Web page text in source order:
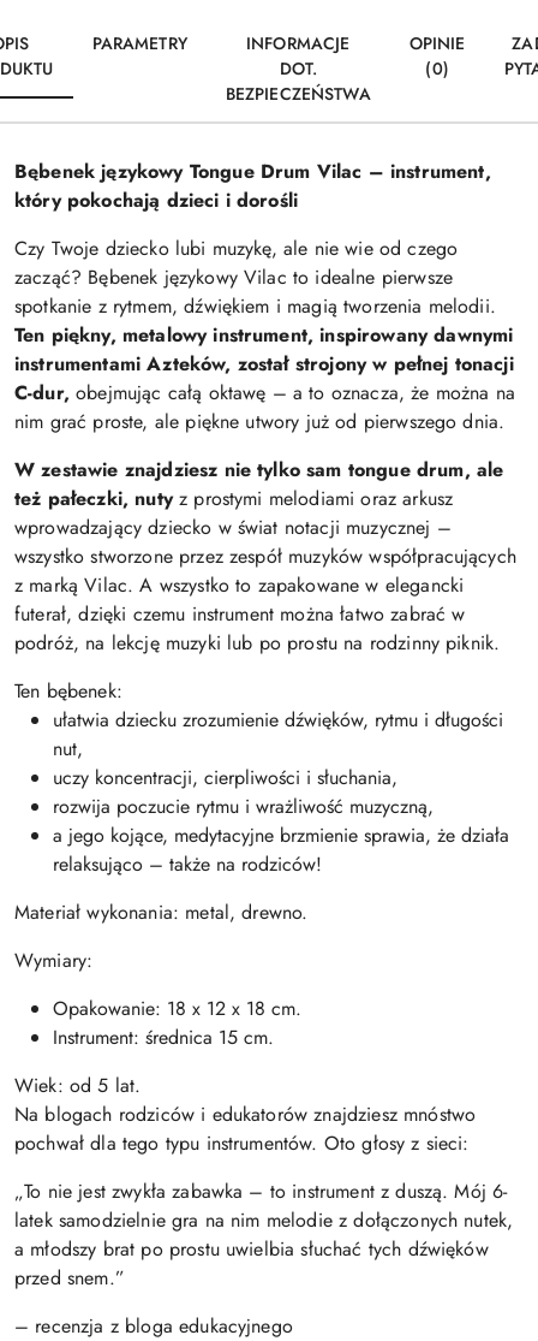
PARAMETRY
INFORMACJE
DOT.
BEZPIECZEŃSTWA
OPINIE
(0)
Bębenek językowy Tongue Drum Vilac – instrument,
który pokochają dzieci i dorośli
Czy Twoje dziecko lubi muzykę, ale nie wie od czego
zacząć? Bębenek językowy Vilac to idealne pierwsze
spotkanie z rytmem, dźwiękiem i magią tworzenia melodii.
Ten piękny, metalowy instrument, inspirowany dawnymi
instrumentami Azteków, został strojony w pełnej tonacji
C-dur, obejmując całą oktawę – a to oznacza, że można na
nim grać proste, ale piękne utwory już od pierwszego dnia.
W zestawie znajdziesz nie tylko sam tongue drum, ale
też pałeczki, nutyz prostymi melodiami oraz arkusz
wprowadzający dziecko w świat notacji muzycznej –
wszystko stworzone przez zespół muzyków współpracujących
z marką Vilac. A wszystko to zapakowane w elegancki
futerał, dzięki czemu instrument można łatwo zabrać w
podróż, na lekcję muzyki lub po prostu na rodzinny piknik.
Ten bębenek:
ułatwia dziecku zrozumienie dźwięków, rytmu i długości
nut,
uczy koncentracji, cierpliwości i słuchania,
rozwija poczucie rytmu i wrażliwość muzyczną,
a jego kojące, medytacyjne brzmienie sprawia, że działa
relaksująco – także na rodziców!
Materiał wykonania: metal, drewno.
Wymiary:
Opakowanie: 18 x 12 x 18 cm.
Instrument: średnica 15 cm.
Wiek: od 5 lat.
Na blogach rodziców i edukatorów znajdziesz mnóstwo
pochwał dla tego typu instrumentów. Oto głosy z sieci:
„To nie jest zwykła zabawka – to instrument z duszą. Mój 6-
latek samodzielnie gra na nim melodie z dołączonych nutek,
a młodszy brat po prostu uwielbia słuchać tych dźwięków
przed snem.”
– recenzja z bloga edukacyjnego